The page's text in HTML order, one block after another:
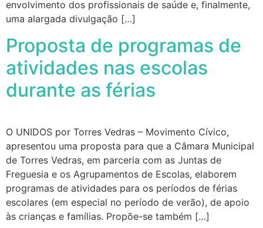
envolvimento dos profissionais de saúde e, finalmente,
uma alargada divulgação […]
Proposta de programas de
atividades nas escolas
durante as férias
O UNIDOS por Torres Vedras – Movimento Cívico,
apresentou uma proposta para que a Câmara Municipal
de Torres Vedras, em parceria com as Juntas de
Freguesia e os Agrupamentos de Escolas, elaborem
programas de atividades para os períodos de férias
escolares (em especial no período de verão), de apoio
às crianças e famílias. Propõe-se também […]